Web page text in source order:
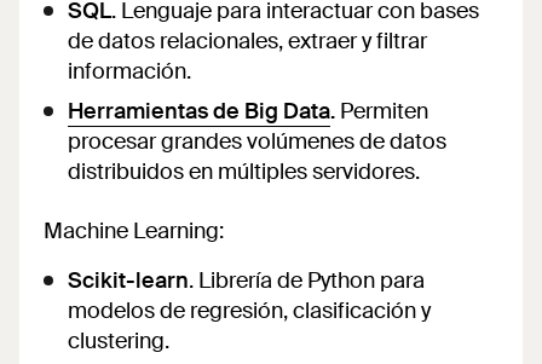
SQL. Lenguaje para interactuar con bases
de datos relacionales, extraer y filtrar
información.
Herramientas de Big Data. Permiten
procesar grandes volúmenes de datos
distribuidos en múltiples servidores.
Machine Learning:
Scikit-learn. Librería de Python para
modelos de regresión, clasificación y
clustering.